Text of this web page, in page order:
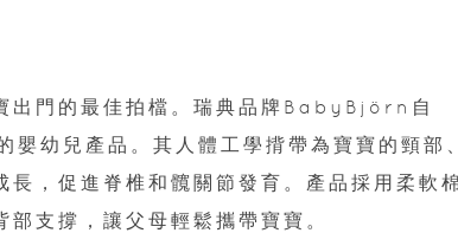
出門的最佳拍檔。瑞典品牌BabyBjörn自
嬰幼兒產品。其人體工學揹帶為寶寶的頸部
，促進脊椎和髖關節發育。產品採用柔軟
支撐，讓父母輕鬆攜帶寶寶。